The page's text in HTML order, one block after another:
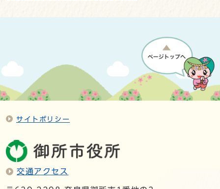
サイトポリシー
交通アクセス